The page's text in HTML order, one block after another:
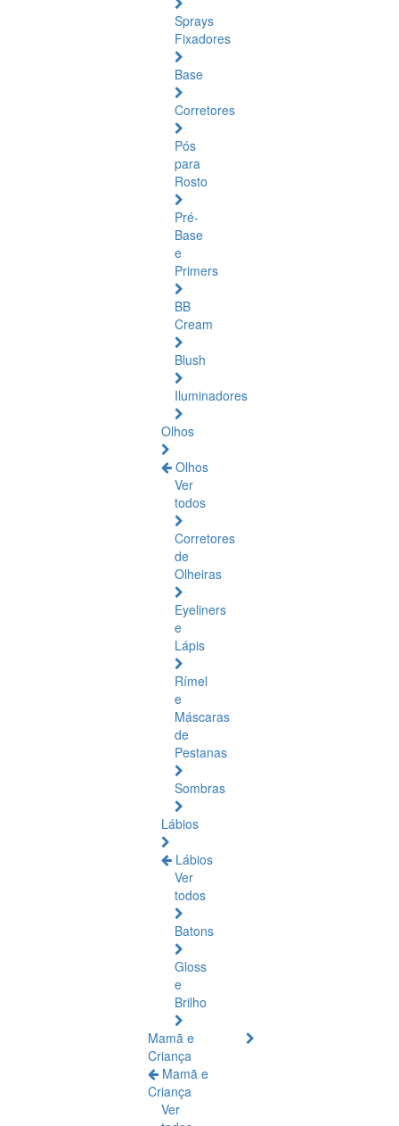
Sprays
Fixadores
Base
Corretores
Pós
para
Rosto
Pré-
Base
e
Primers
BB
Cream
Blush
Iluminadores
Olhos
Olhos
Ver
todos
Corretores
de
Olheiras
Eyeliners
e
Lápis
Rímel
e
Máscaras
de
Pestanas
Sombras
Lábios
Lábios
Ver
todos
Batons
Gloss
e
Brilho
Mamã e
Criança
Mamã e
Criança
Ver